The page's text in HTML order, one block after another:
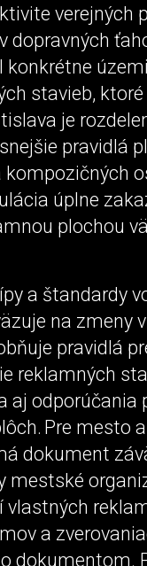
verejných
dopravných
konkrétne
stavieb,
je
pravidlá
kompozičných
úplne
plochou
a štandardy
na zmeny
pravidlá
reklamných
aj odporúčania
Pre mesto
dokument
mestské
a
dokumentom.